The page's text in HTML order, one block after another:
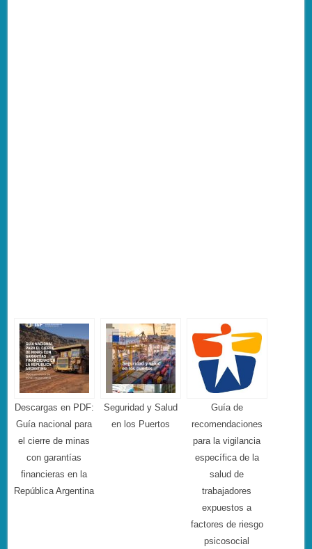
Descargas en PDF:
Guía nacional para
el cierre de minas
con garantías
financieras en la
República Argentina
Seguridad y Salud
en los Puertos
Guía de
recomendaciones
para la vigilancia
específica de la
salud de
trabajadores
expuestos a
factores de riesgo
psicosocial